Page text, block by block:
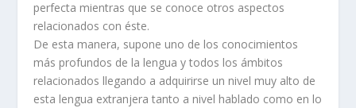
perfecta mientras que se conoce otros aspectos
relacionados con éste.
De esta manera, supone uno de los conocimientos
más profundos de la lengua y todos los ámbitos
relacionados llegando a adquirirse un nivel muy alto de
esta lengua extranjera tanto a nivel hablado como en lo